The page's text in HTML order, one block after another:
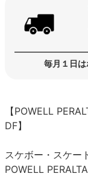
毎月１日
【POWELL
DF】
スケボー・スケー
POWELL